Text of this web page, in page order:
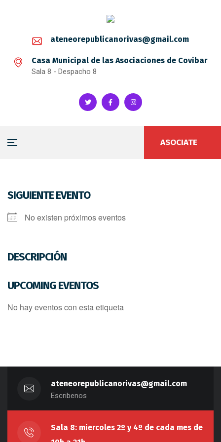
ateneorepublicanorivas@gmail.com
Casa Municipal de las Asociaciones de Covibar
Sala 8 - Despacho 8
ASOCIATE
SIGUIENTE EVENTO
No existen próximos eventos
DESCRIPCIÓN
UPCOMING EVENTOS
No hay eventos con esta etiqueta
ateneorepublicanorivas@gmail.com
Escribenos
Sala 8: miercoles 2º y 4º de cada mes de